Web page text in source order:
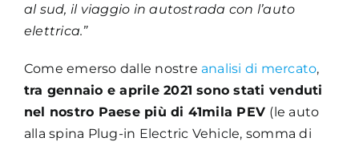
al sud, il viaggio in autostrada con l’auto
elettrica.”
Come emerso dalle nostre analisi di mercato,
tra gennaio e aprile 2021 sono stati venduti
nel nostro Paese più di 41mila PEV (le auto
alla spina Plug-in Electric Vehicle, somma di